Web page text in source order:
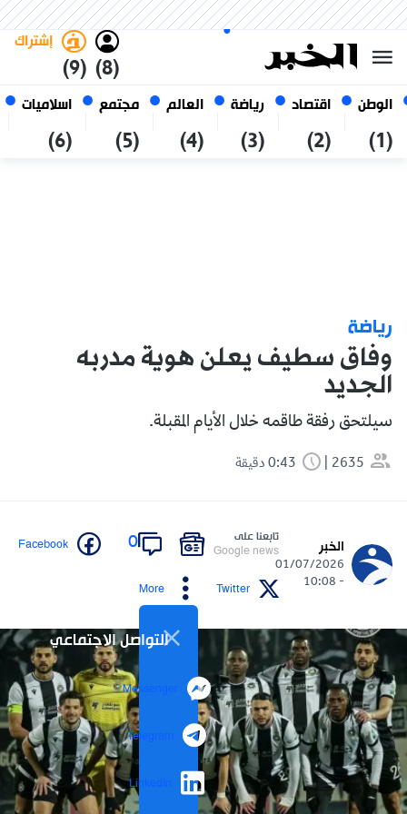
الوطن
(1)
اقتصاد
(2)
رياضة
(3)
العالم
(4)
مجتمع
(5)
اسلاميات
(6)
(8)
إشتراك
(9)
أغسطس 2026
الجزائر
رياضة
وفاق سطيف يعلن هوية مدربه
الجديد
سيلتحق رفقة طاقمه خلال الأيام المقبلة.
2635
الخبر
01/07/2026
- 10:08
تابعنا على
Google news
0
Facebook
Twitter
More
التواصل الاجتماعي
Messenger
Telegram
LinkedIn